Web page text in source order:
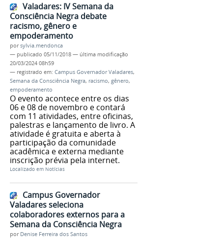
Valadares: IV Semana da
Consciência Negra debate
racismo, gênero e
empoderamento
porsylvia.mendonca
— publicado 05/11/2018 — última modificação
20/03/2024 08h59
— registrado em: Campus Governador Valadares,
Semana da Consciência Negra, racismo, gênero,
empoderamento
O evento acontece entre os dias
06 e 08 de novembro e contará
com 11 atividades, entre oficinas,
palestras e lançamento de livro. A
atividade é gratuita e aberta à
participação da comunidade
acadêmica e externa mediante
inscrição prévia pela internet.
Localizado em Notícias
Campus Governador
Valadares seleciona
colaboradores externos para a
Semana da Consciência Negra
por Denise Ferreira dos Santos